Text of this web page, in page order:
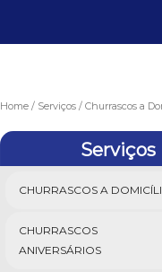
Home Serviços Churrascos a
Serviços
CHURRASCOS A
CHURRASCOS
ANIVERSÁRIOS